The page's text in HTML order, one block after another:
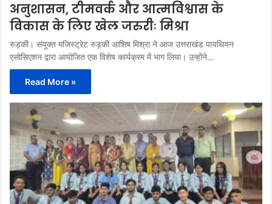
अनुशासन, टीमवर्क और आत्मविश्वास के
विकास के लिए खेल जरुरीः मिश्रा
रुड़की। संयुक्त मजिस्ट्रेट रुड़की आशिष मिश्रा ने आज उत्तराखंड पायथियन
एसोसिएशन द्वारा आयोजित एक विशेष कार्यक्रम में भाग लिया। उन्होंने…
Read More »